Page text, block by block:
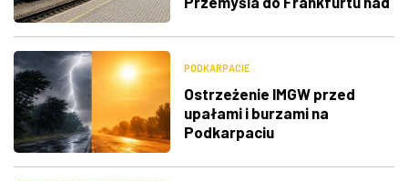
PODKARPACIE
Ostrzeżenie IMGW przed
upałami i burzami na
Podkarpaciu